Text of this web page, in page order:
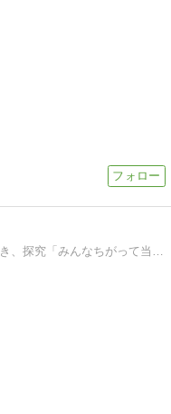
コミュニケーション、心理学、気づき、探究「みんなちがって当たり前」「違ってていいんだ」「違いを受け容れる」